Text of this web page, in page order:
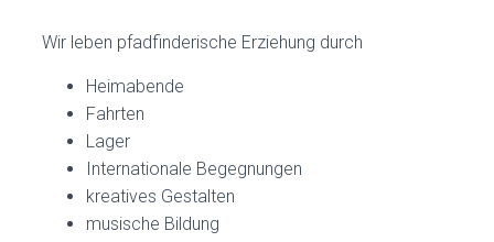
Wir leben pfadfinderische Erziehung durch
Heimabende
Fahrten
Lager
Internationale Begegnungen
kreatives Gestalten
musische Bildung